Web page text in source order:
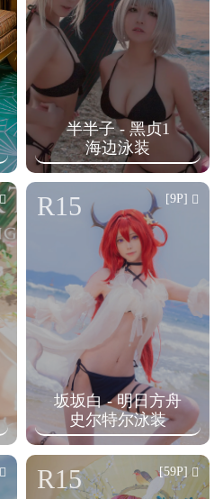
半半子 - 黑贞1
海边泳装
坂坂白 - 明日方舟
史尔特尔泳装
R15 [9P]
R15 [59P]